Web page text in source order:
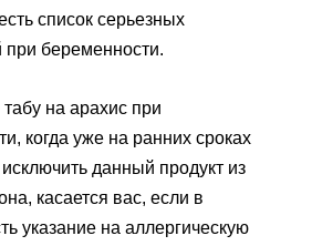
список серьезных
при беременности.
на арахис при
когда уже на ранних сроках
данный продукт из
касается вас, если в
указание на аллергическую